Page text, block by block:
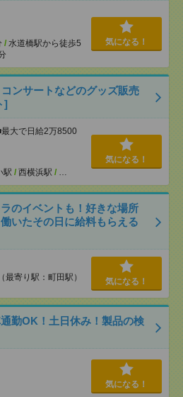
/ 水道橋駅から徒歩5
気になる！
ンサートなどのグッズ販売
]
大で日給2万8500
駅 / 西横浜駅 / …
気になる！
のイベントも！好きな場所
いたその日に給料もらえる
寄り駅：町田駅） 気になる！
勤OK！土日休み！製品の検
気になる！